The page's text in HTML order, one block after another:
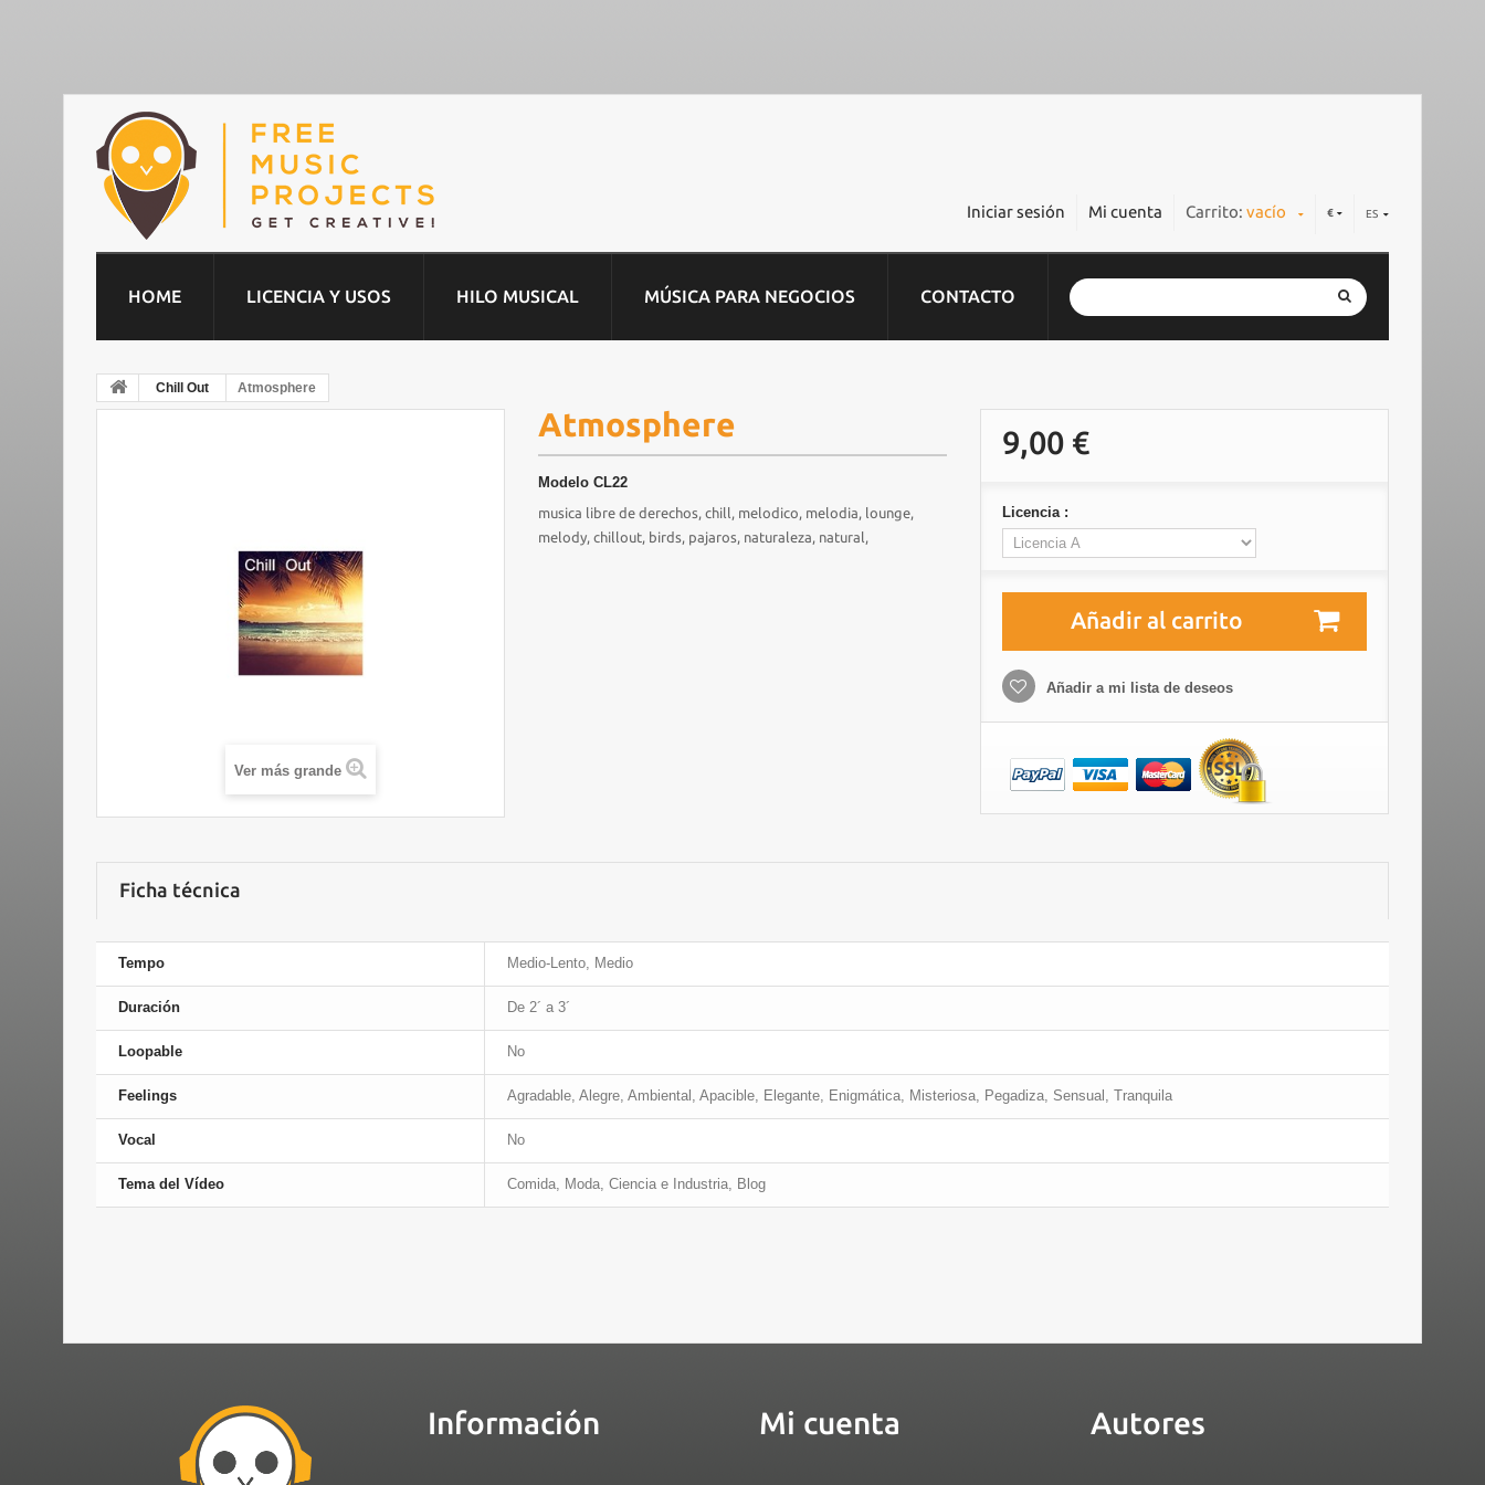
ES
€
Carrito: vacío
Mi cuenta
Iniciar sesión
HOME LICENCIA Y USOS HILO MUSICAL MÚSICA PARA NEGOCIOS CONTACTO
Chill Out Atmosphere
Ver más grande
Atmosphere
Modelo CL22
musica libre de derechos, chill, melodico, melodia, lounge,
melody, chillout, birds, pajaros, naturaleza, natural,
9,00 €
Licencia :
Añadir al carrito
Añadir a mi lista de deseos
Ficha técnica
Tempo Medio-Lento, Medio
Duración De 2´ a 3´
Loopable No
Feelings Agradable, Alegre, Ambiental, Apacible, Elegante, Enigmática, Misteriosa, Pegadiza, Sensual, Tranquila
Vocal No
Tema del Vídeo Comida, Moda, Ciencia e Industria, Blog
Información Mi cuenta Autores